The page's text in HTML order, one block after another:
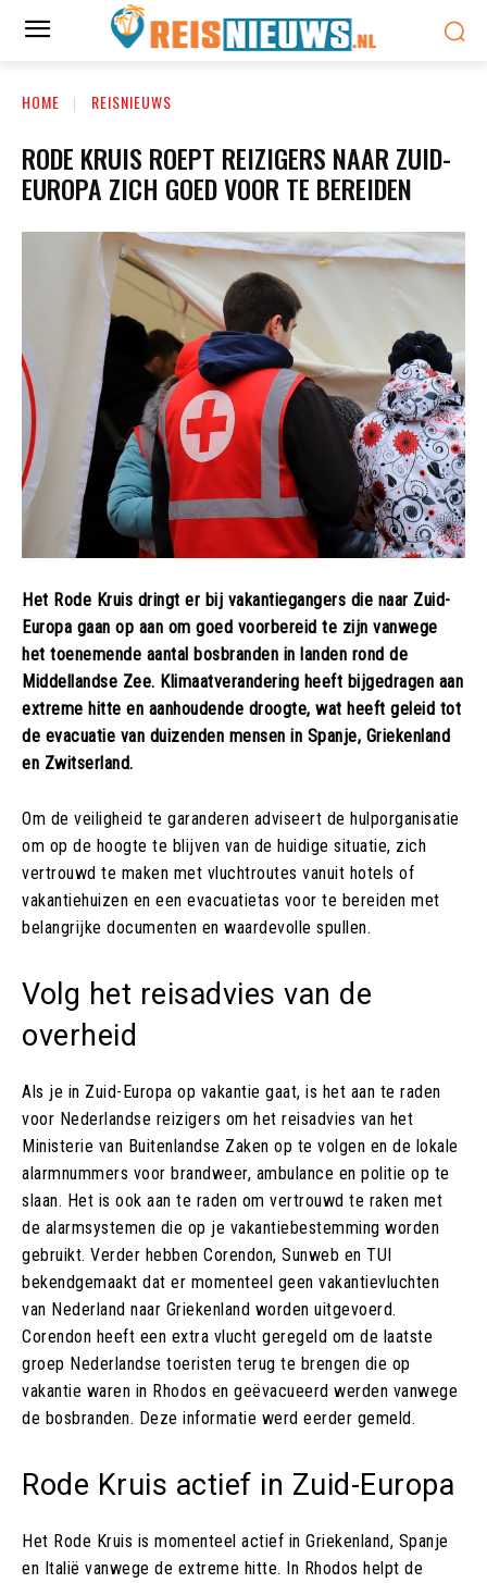
HOME REISNIEUWS
RODE KRUIS ROEPT REIZIGERS NAAR ZUID-
EUROPA ZICH GOED VOOR TE BEREIDEN
Het Rode Kruis dringt er bij vakantiegangers die naar Zuid-
Europa gaan op aan om goed voorbereid te zijn vanwege
het toenemende aantal bosbranden in landen rond de
Middellandse Zee. Klimaatverandering heeft bijgedragen aan
extreme hitte en aanhoudende droogte, wat heeft geleid tot
de evacuatie van duizenden mensen in Spanje, Griekenland
en Zwitserland.
Om de veiligheid te garanderen adviseert de hulporganisatie
om op de hoogte te blijven van de huidige situatie, zich
vertrouwd te maken met vluchtroutes vanuit hotels of
vakantiehuizen en een evacuatietas voor te bereiden met
belangrijke documenten en waardevolle spullen.
Volg het reisadvies van de
overheid
Als je in Zuid-Europa op vakantie gaat, is het aan te raden
voor Nederlandse reizigers om het reisadvies van het
Ministerie van Buitenlandse Zaken op te volgen en de lokale
alarmnummers voor brandweer, ambulance en politie op te
slaan. Het is ook aan te raden om vertrouwd te raken met
de alarmsystemen die op je vakantiebestemming worden
gebruikt. Verder hebben Corendon, Sunweb en TUI
bekendgemaakt dat er momenteel geen vakantievluchten
van Nederland naar Griekenland worden uitgevoerd.
Corendon heeft een extra vlucht geregeld om de laatste
groep Nederlandse toeristen terug te brengen die op
vakantie waren in Rhodos en geëvacueerd werden vanwege
de bosbranden. Deze informatie werd eerder gemeld.
Rode Kruis actief in Zuid-Europa
Het Rode Kruis is momenteel actief in Griekenland, Spanje
en Italië vanwege de extreme hitte. In Rhodos helpt de